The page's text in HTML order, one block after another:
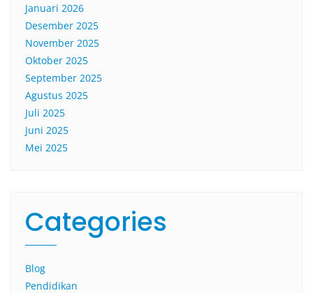
Januari 2026
Desember 2025
November 2025
Oktober 2025
September 2025
Agustus 2025
Juli 2025
Juni 2025
Mei 2025
Categories
Blog
Pendidikan